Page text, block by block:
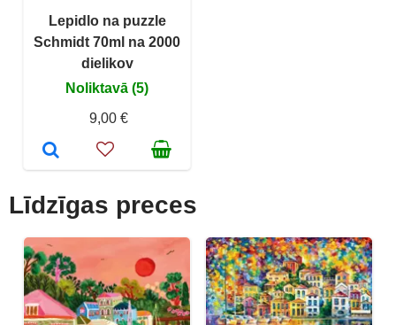
Lepidlo na puzzle
Schmidt 70ml na 2000
dielikov
Noliktavā (5)
9,00 €
Līdzīgas preces